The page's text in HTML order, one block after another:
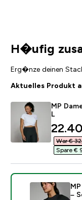
H�ufig
Erg�nze deinen
Aktuelles Produkt
MP
L
War €
Spare €
–